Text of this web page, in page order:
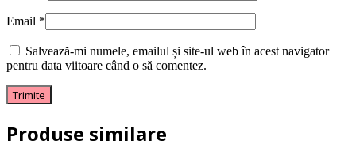
Email *
Salvează-mi numele, emailul și site-ul web în acest navigator
pentru data viitoare când o să comentez.
Produse similare